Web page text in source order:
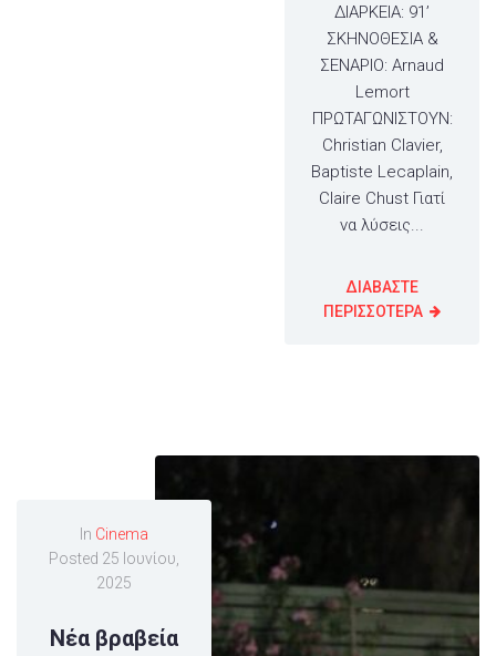
ΔΙΑΡΚΕΙΑ: 91’
ΣΚΗΝΟΘΕΣΙΑ &
ΣΕΝΑΡΙΟ: Arnaud
Lemort
ΠΡΩΤΑΓΩΝΙΣΤΟΥΝ:
Christian Clavier,
Baptiste Lecaplain,
Claire Chust Γιατί
να λύσεις...
ΔΙΑΒΑΣΤΕ
ΠΕΡΙΣΣΟΤΕΡΑ
In Cinema
Posted 25 Ιουνίου,
2025
Νέα βραβεία